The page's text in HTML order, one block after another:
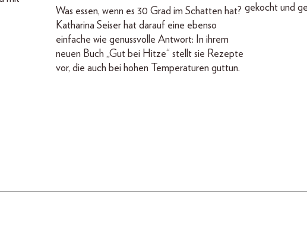
Was essen, wenn es 30 Grad im Schatten hat?
Katharina Seiser hat darauf eine ebenso
einfache wie genussvolle Antwort: In ihrem
neuen Buch „Gut bei Hitze“ stellt sie Rezepte
vor, die auch bei hohen Temperaturen guttun.
gekocht und